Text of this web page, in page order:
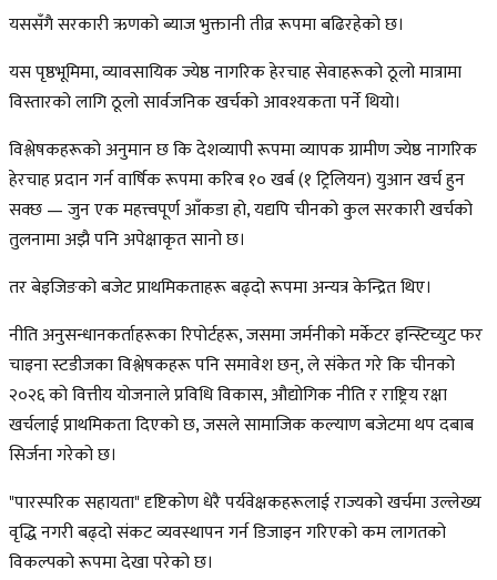
यससँगै सरकारी ऋणको ब्याज भुक्तानी तीव्र रूपमा बढिरहेको छ।
यस पृष्ठभूमिमा, व्यावसायिक ज्येष्ठ नागरिक हेरचाह सेवाहरूको ठूलो मात्रामा
विस्तारको लागि ठूलो सार्वजनिक खर्चको आवश्यकता पर्ने थियो।
विश्लेषकहरूको अनुमान छ कि देशव्यापी रूपमा व्यापक ग्रामीण ज्येष्ठ नागरिक
हेरचाह प्रदान गर्न वार्षिक रूपमा करिब १० खर्ब (१ ट्रिलियन) युआन खर्च हुन
सक्छ — जुन एक महत्त्वपूर्ण आँकडा हो, यद्यपि चीनको कुल सरकारी खर्चको
तुलनामा अझै पनि अपेक्षाकृत सानो छ।
तर बेइजिङको बजेट प्राथमिकताहरू बढ्दो रूपमा अन्यत्र केन्द्रित थिए।
नीति अनुसन्धानकर्ताहरूका रिपोर्टहरू, जसमा जर्मनीको मर्केटर इन्स्टिच्युट फर
चाइना स्टडीजका विश्लेषकहरू पनि समावेश छन्, ले संकेत गरे कि चीनको
२०२६ को वित्तीय योजनाले प्रविधि विकास, औद्योगिक नीति र राष्ट्रिय रक्षा
खर्चलाई प्राथमिकता दिएको छ, जसले सामाजिक कल्याण बजेटमा थप दबाब
सिर्जना गरेको छ।
"पारस्परिक सहायता" दृष्टिकोण धेरै पर्यवेक्षकहरूलाई राज्यको खर्चमा उल्लेख्य
वृद्धि नगरी बढ्दो संकट व्यवस्थापन गर्न डिजाइन गरिएको कम लागतको
विकल्पको रूपमा देखा परेको छ।